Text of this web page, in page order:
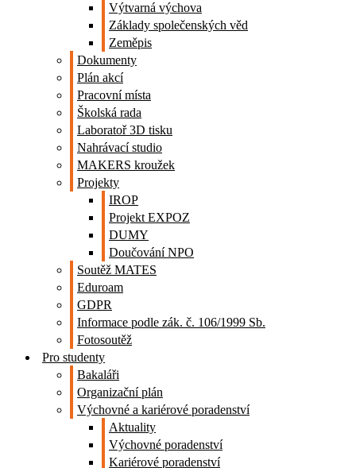
Výtvarná výchova
Základy společenských věd
Zeměpis
Dokumenty
Plán akcí
Pracovní místa
Školská rada
Laboratoř 3D tisku
Nahrávací studio
MAKERS kroužek
Projekty
IROP
Projekt EXPOZ
DUMY
Doučování NPO
Soutěž MATES
Eduroam
GDPR
Informace podle zák. č. 106/1999 Sb.
Fotosoutěž
Pro studenty
Bakaláři
Organizační plán
Výchovné a kariérové poradenství
Aktuality
Výchovné poradenství
Kariérové poradenství